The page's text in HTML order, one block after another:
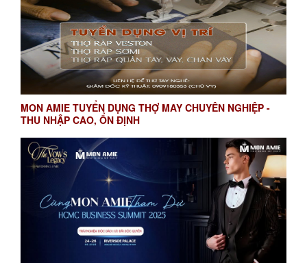
MON AMIE TUYỂN DỤNG THỢ MAY CHUYÊN NGHIỆP -
THU NHẬP CAO, ỔN ĐỊNH